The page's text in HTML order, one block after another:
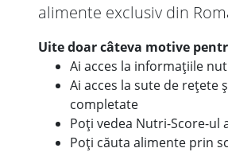
alimente exclusiv din
Uite doar câteva motive
Ai acces la informațiile
Ai acces la sute de rețete
completate
Poți vedea Nutri-Score-ul
Poți căuta alimente prin